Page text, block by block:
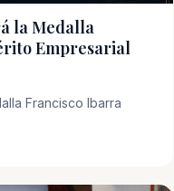
la Medalla
Empresarial
Francisco Ibarra